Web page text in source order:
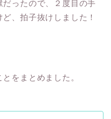
だったので、２度目の手
、拍子抜けしました！
をまとめました。